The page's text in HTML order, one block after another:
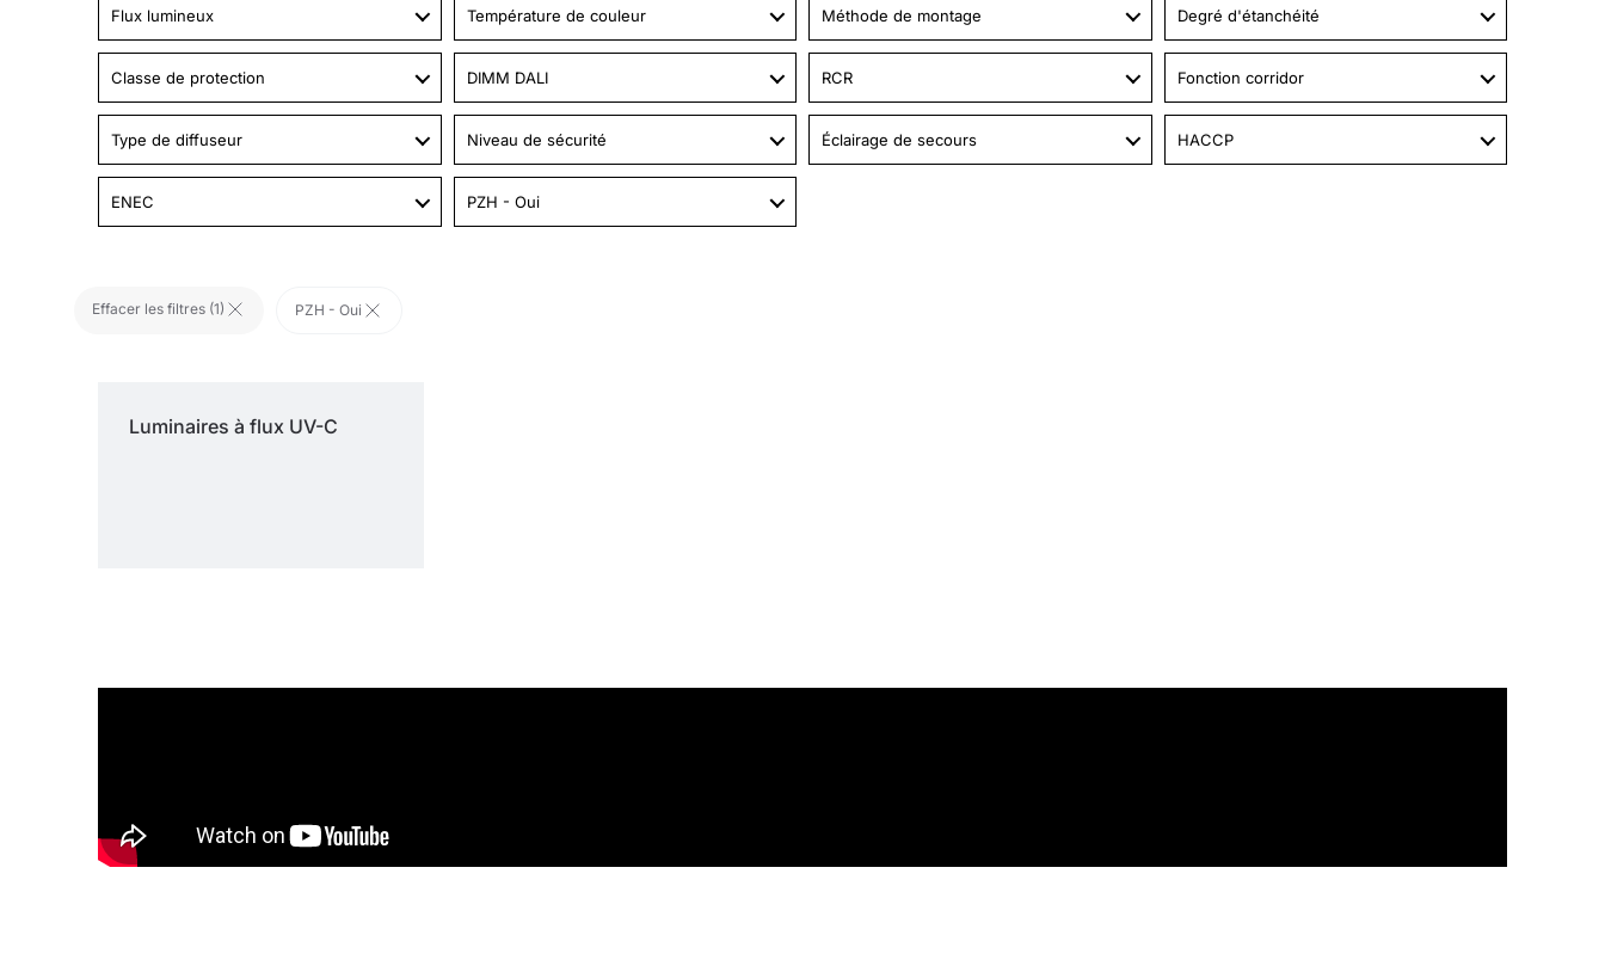
Flux lumineux Température de couleur Méthode de montage Degré d'étanchéité
Classe de protection DIMM DALI RCR Fonction corridor
Type de diffuseur Niveau de sécurité Éclairage de secours HACCP
ENEC PZH - Oui
Effacer les filtres (1) PZH - Oui
Luminaires à flux UV-C